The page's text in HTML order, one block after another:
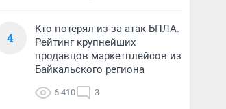
4
Кто потерял из-за атак БПЛА.
Рейтинг крупнейших
продавцов маркетплейсов из
Байкальского региона
6 410 3